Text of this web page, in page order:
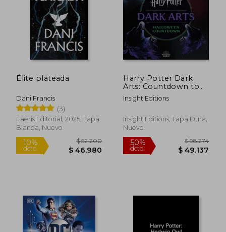
50%
Élite plateada
Dani Francis
(3)
Faeris Editorial, 2025, Tapa
Blanda, Nuevo
Harry Potter Dark
Arts: Countdown to
Halloween (en Inglés)
Insight Editions
Insight Editions, Tapa Dura,
Nuevo